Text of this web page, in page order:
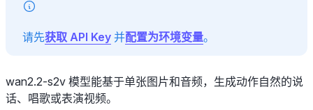
请先获取 API Key 并配置为环境变量。
wan2.2-s2v 模型能基于单张图片和音频，生成动作自然的说
话、唱歌或表演视频。